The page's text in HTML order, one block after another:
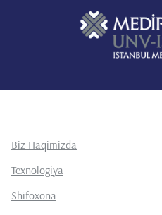
Biz Haqimizda
Texnologiya
Shifoxona